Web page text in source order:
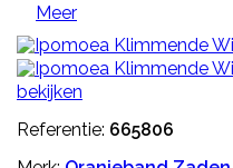
Meer
bekijken
Referentie: 665806